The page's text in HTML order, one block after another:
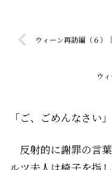
ウィーン再訪編（６）
ウ
「ご、ごめんなさい」
反射的に謝罪の言